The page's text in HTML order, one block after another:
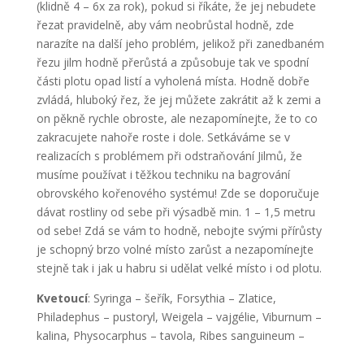
(klidně 4 – 6x za rok), pokud si říkáte, že jej nebudete
řezat pravidelně, aby vám neobrůstal hodně, zde
narazíte na další jeho problém, jelikož při zanedbaném
řezu jilm hodně přerůstá a způsobuje tak ve spodní
části plotu opad listí a vyholená místa. Hodně dobře
zvládá, hluboký řez, že jej můžete zakrátit až k zemi a
on pěkně rychle obroste, ale nezapomínejte, že to co
zakracujete nahoře roste i dole. Setkáváme se v
realizacích s problémem při odstraňování Jilmů, že
musíme používat i těžkou techniku na bagrování
obrovského kořenového systému! Zde se doporučuje
dávat rostliny od sebe při výsadbě min. 1 – 1,5 metru
od sebe! Zdá se vám to hodně, nebojte svými přírůsty
je schopný brzo volné místo zarůst a nezapomínejte
stejně tak i jak u habru si udělat velké místo i od plotu.
Kvetoucí: Syringa – šeřík, Forsythia – Zlatice,
Philadephus – pustoryl, Weigela – vajgélie, Viburnum –
kalina, Physocarphus – tavola, Ribes sanguineum –